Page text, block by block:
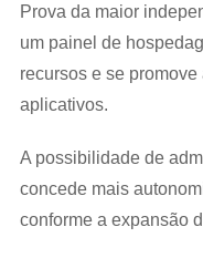
Prova da maior
um painel de
recursos e se
aplicativos.
A possibilidade de
concede mais
conforme a expansão